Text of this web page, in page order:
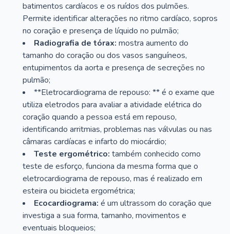
batimentos cardíacos e os ruídos dos pulmões.
Permite identificar alterações no ritmo cardíaco, sopros
no coração e presença de líquido no pulmão;
Radiografia de tórax: mostra aumento do
tamanho do coração ou dos vasos sanguíneos,
entupimentos da aorta e presença de secreções no
pulmão;
**Eletrocardiograma de repouso: ** é o exame que
utiliza eletrodos para avaliar a atividade elétrica do
coração quando a pessoa está em repouso,
identificando arritmias, problemas nas válvulas ou nas
câmaras cardíacas e infarto do miocárdio;
Teste ergométrico: também conhecido como
teste de esforço, funciona da mesma forma que o
eletrocardiograma de repouso, mas é realizado em
esteira ou bicicleta ergométrica;
Ecocardiograma: é um ultrassom do coração que
investiga a sua forma, tamanho, movimentos e
eventuais bloqueios;